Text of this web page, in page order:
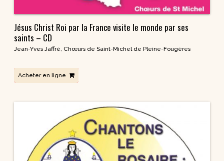
Jésus Christ Roi par la France visite le monde par ses
saints – CD
Jean-Yves Jaffré, Chœurs de Saint-Michel de Pleine-Fougères
Acheter en ligne